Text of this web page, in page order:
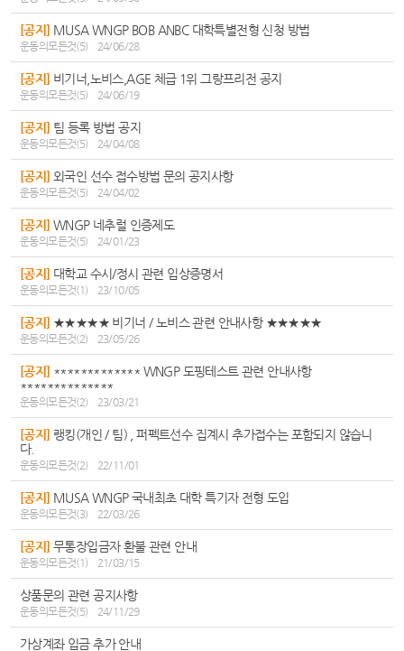
[공지] MUSA WNGP BOB ANBC 대학특별전형 신청 방법
운동의모든것(5) 24/06/28
[공지] 비기너,노비스,AGE 체급 1위 그랑프리전 공지
운동의모든것(5) 24/06/19
[공지] 팀 등록 방법 공지
운동의모든것(5) 24/04/08
[공지] 외국인 선수 접수방법 문의 공지사항
운동의모든것(5) 24/04/02
[공지] WNGP 네추럴 인증제도
운동의모든것(5) 24/01/23
[공지] 대학교 수시/정시 관련 입상증명서
운동의모든것(1) 23/10/05
[공지] ★★★★★ 비기너 / 노비스 관련 안내사항 ★★★★★
운동의모든것(2) 23/05/26
[공지] ************* WNGP 도핑테스트 관련 안내사항
**************
운동의모든것(2) 23/03/21
[공지] 랭킹(개인 / 팀) , 퍼펙트선수 집계시 추가접수는 포함되지 않습니
다.
운동의모든것(2) 22/11/01
[공지] MUSA WNGP 국내최초 대학 특기자 전형 도입
운동의모든것(3) 22/03/26
[공지] 무통장입금자 환불 관련 안내
운동의모든것(1) 21/03/15
상품문의 관련 공지사항
운동의모든것(5) 24/11/29
가상계좌 입금 추가 안내